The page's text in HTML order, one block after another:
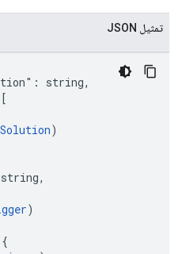
تمثيل JSON
string,
)
)